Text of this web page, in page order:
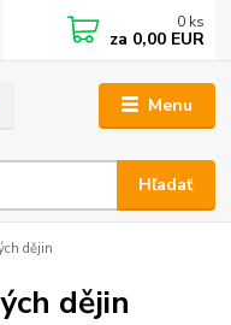
Menu
Hľadať
0 ks
za 0,00 EUR
dějin
dějin